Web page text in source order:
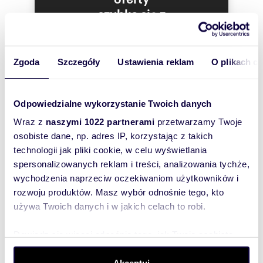
Zgoda Szczegóły Ustawienia reklam O plikach
Odpowiedzialne wykorzystanie Twoich danych
Wraz z naszymi 1022 partnerami przetwarzamy Twoje
osobiste dane, np. adres IP, korzystając z takich
technologii jak pliki cookie, w celu wyświetlania
spersonalizowanych reklam i treści, analizowania tychże,
wychodzenia naprzeciw oczekiwaniom użytkowników i
rozwoju produktów. Masz wybór odnośnie tego, kto
używa Twoich danych i w jakich celach to robi.
dane są przetwarzane oraz ustaw własne preferencje w
użytkowej
Na terenie posesji znajduje się stylowy dworek o
reprezentacyjnym charakterze i powierzchni
użytkowej około 344,5 m². Budynek idealnie
sprawdzi się zarówno jako prywatna rezydencja,
jak i obiekt o funkcji komercyjnej - pensjonat,
eventowe lub siedziba firmy.
Układ i wnętrza:
6 przestronnych pokoi
2 łazienki
duża, komfortowa strefa dzienna
funkcjonalna kuchnia
reprezentacyjny salon z wyjściem na taras
szybko się z
skontaktował!
Szukam najtańszego